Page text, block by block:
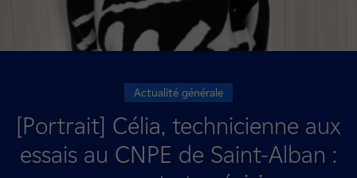
Actualité générale
[Portrait] Célia, technicienne aux
essais au CNPE de Saint-Alban :